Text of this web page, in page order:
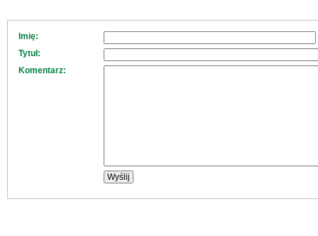
Imię:
Tytuł:
Komentarz: